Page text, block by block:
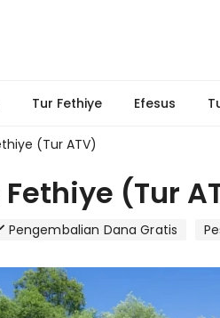
Tur Fethiye Efesus
(Tur ATV)
(Tur
Pengembalian Dana Gratis